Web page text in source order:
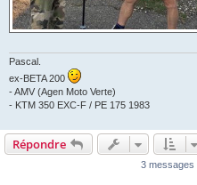
Pascal.
ex-BETA 200
- AMV (Agen Moto Verte)
- KTM 350 EXC-F / PE 175 1983
Répondre
3 messages